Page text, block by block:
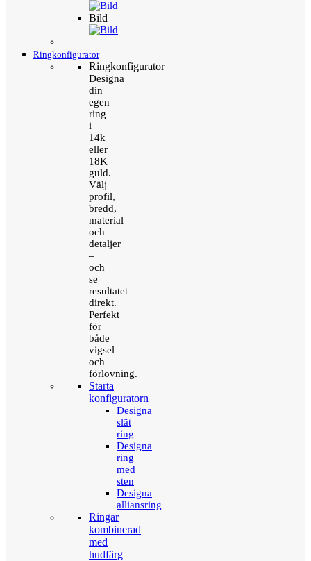
Bild
Ringkonfigurator
Ringkonfigurator
Designa
din
egen
ring
i
14k
eller
18K
guld.
Välj
profil,
bredd,
material
och
detaljer
–
och
se
resultatet
direkt.
Perfekt
för
både
vigsel
och
förlovning.
Starta
konfiguratorn
Designa
slät
ring
Designa
ring
med
sten
Designa
alliansring
Ringar
kombinerad
med
hudfärg